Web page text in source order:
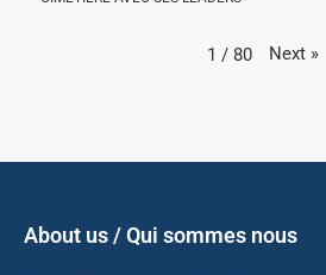
1 / 80 Next »
About us / Qui sommes nous